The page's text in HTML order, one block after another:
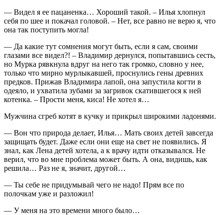
— Видел я ее пацаненка… Хороший такой. – Илья хлопнул
себя по шее и покачал головой. – Нет, все равно не верю я, что
она так поступить могла!
— Да какие тут сомнения могут быть, если я сам, своими
глазами все видел?! – Владимир дернулся, попытавшись сесть,
но Мурка рявкнула вдруг на него так громко, словно у нее,
только что мирно мурлыкавшей, проснулись гены древних
предков. Прижав Владимира лапой, она запустила когти в
одеяло, и ухватила зубами за загривок скатившегося к ней
котенка. – Прости меня, киса! Не хотел я…
Мужчина сгреб котят в кучку и прикрыл широкими ладонями.
— Вон что природа делает, Илья… Мать своих детей завсегда
защищать будет. Даже если они еще на свет не появились. Я
знал, как Лена детей хотела, а к врачу идти отказывался. Не
верил, что во мне проблема может быть. А она, видишь, как
решила… Раз не я, значит, другой…
— Ты себе не придумывай чего не надо! Прям все по
полочкам уже и разложил!
— У меня на это времени много было…